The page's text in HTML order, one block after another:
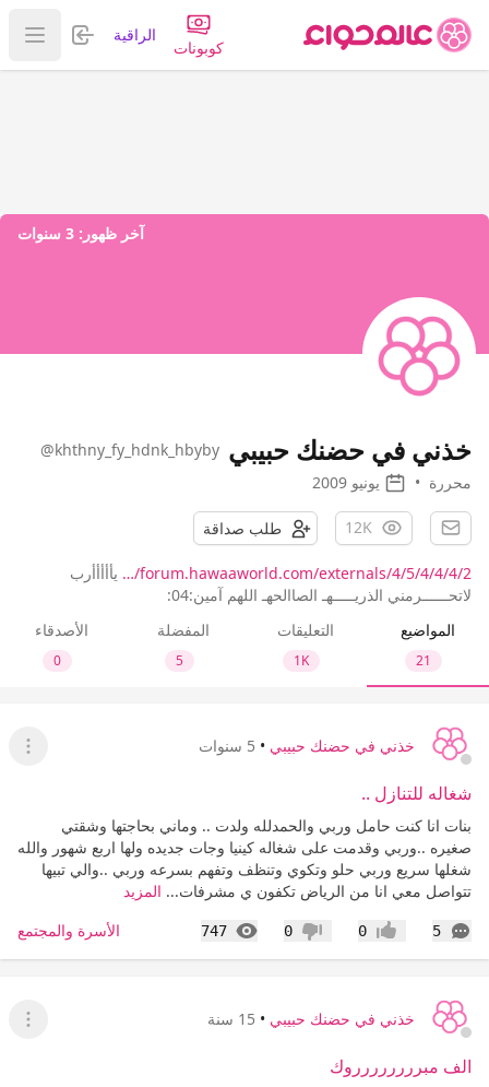
كوبونات
الراقية تسجيل
عرض
آخر ظهور: 3 سنوات
خذني في حضنك حبيبي @khthny_fy_hdnk_hbyby
محررة • يونيو 2009
12K طلب صداقة
forum.hawaaworld.com/externals/4/5/4/4/4/2/…
يأأأأأرب
لاتحــــــرمني الذريـــــهـ الصاالحهـ اللهم آمين:04:
المواضيع
21
التعليقات
1K
المفضلة
5
الأصدقاء
0
خذني في حضنك حبيبي • 5 سنوات
عرض
شغاله للتنازل ..
بنات انا كنت حامل وربي والحمدلله ولدت .. وماني بحاجتها وشقتي
صغيره ..وربي وقدمت على شغاله كينيا وجات جديده ولها اربع شهور والله
شغلها سريع وربي حلو وتكوي وتنظف وتفهم بسرعه وربي ..والي تبيها
تتواصل معي انا من الرياض تكفون ي مشرفات... المزيد
5
التعليقات إعجاب0 عدم إعجاب
0
747
المشاهدات الأسرة والمجتمع
خذني في حضنك حبيبي • 15 سنة
عرض
الف مبرررررررروك